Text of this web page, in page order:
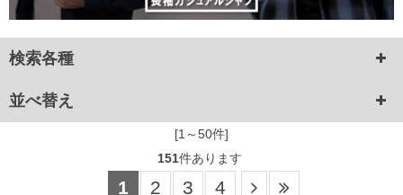
検索各種
並べ替え
[1～50件]
151件あります
1 2 3 4